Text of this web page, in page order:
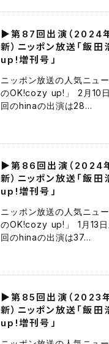
▶第87回出演（2024
新）ニッポン放送「飯
up!増刊号」
ニッポン放送の人気ニュ
のOK!cozy up!」 2月10
回のhinaの出演は28...
▶第86回出演（2024
新）ニッポン放送「飯
up!増刊号」
ニッポン放送の人気ニュ
のOK!cozy up!」 1月13
回のhinaの出演は37...
▶第85回出演（2023
新）ニッポン放送「飯
up!増刊号」